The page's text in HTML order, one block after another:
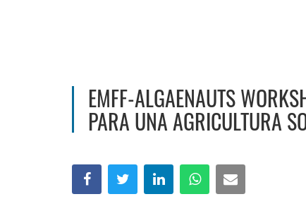
EMFF-ALGAENAUTS
PARA UNA AGRICULTURA